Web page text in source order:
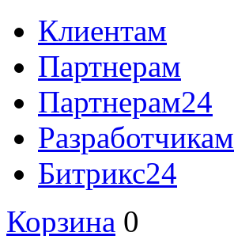
Клиентам
Партнерам
Партнерам24
Разработчикам
Битрикс24
Корзина 0